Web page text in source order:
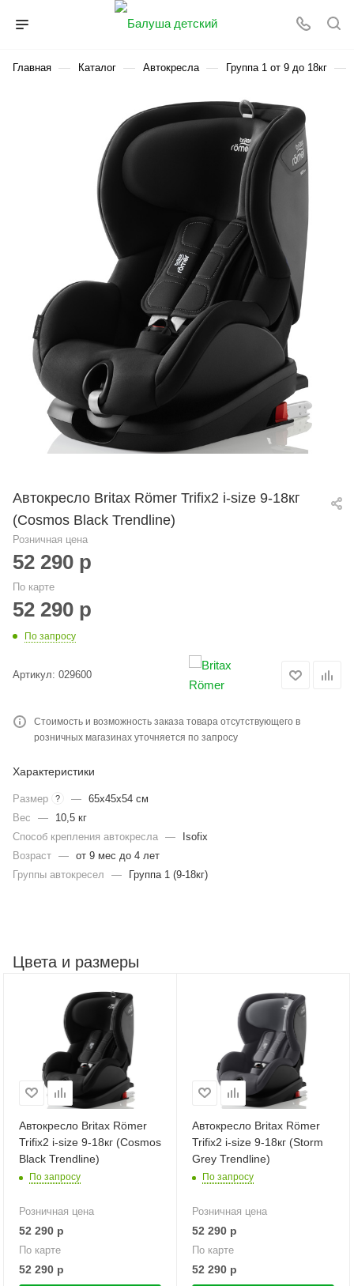
Главная — Каталог — Автокресла — Группа 1 от 9 до 18кг —
Автокресло Britax Römer Trifix2 i-size 9-18кг
(Cosmos Black Trendline)
Розничная цена
52 290 р
По карте
52 290 р
По запросу
Артикул: 029600
Стоимость и возможность заказа товара отсутствующего в
розничных магазинах уточняется по запросу
Характеристики
Размер ? — 65x45x54 см
Вес
—
10,5 кг
Способ крепления автокресла —
Isofix
Возраст — от 9 мес до 4 лет
Группы автокресел
— Группа 1 (9-18кг)
Цвета и размеры
Автокресло Britax Römer
Trifix2 i-size 9-18кг (Cosmos
Black Trendline)
По запросу
Розничная цена
52 290 р
По карте
52 290 р
Автокресло Britax Römer
Trifix2 i-size 9-18кг (Storm
Grey Trendline)
По запросу
Розничная цена
52 290 р
По карте
52 290 р